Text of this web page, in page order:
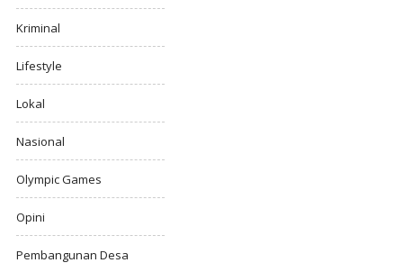
Kriminal
Lifestyle
Lokal
Nasional
Olympic Games
Opini
Pembangunan Desa